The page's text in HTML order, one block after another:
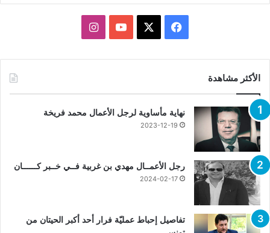
فيسبوك يوتيوبانستقرام
الأكثر مشاهدة
نهاية مأساوية لرجل الأعمال محمد فريخة
2023-12-19
رجل الأعمــال مهدي بن غربية فــي خــبر كــــــان
2024-02-17
تفاصيل إحباط عمليّة فرار أحد أكبر الحيتان من